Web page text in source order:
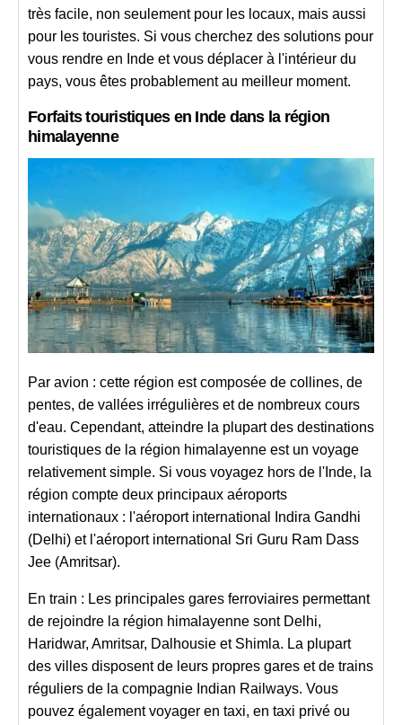
très facile, non seulement pour les locaux, mais aussi
pour les touristes. Si vous cherchez des solutions pour
vous rendre en Inde et vous déplacer à l'intérieur du
pays, vous êtes probablement au meilleur moment.
Forfaits touristiques en Inde dans la région
himalayenne
Par avion : cette région est composée de collines, de
pentes, de vallées irrégulières et de nombreux cours
d'eau. Cependant, atteindre la plupart des destinations
touristiques de la région himalayenne est un voyage
relativement simple. Si vous voyagez hors de l'Inde, la
région compte deux principaux aéroports
internationaux : l'aéroport international Indira Gandhi
(Delhi) et l'aéroport international Sri Guru Ram Dass
Jee (Amritsar).
En train : Les principales gares ferroviaires permettant
de rejoindre la région himalayenne sont Delhi,
Haridwar, Amritsar, Dalhousie et Shimla. La plupart
des villes disposent de leurs propres gares et de trains
réguliers de la compagnie Indian Railways. Vous
pouvez également voyager en taxi, en taxi privé ou